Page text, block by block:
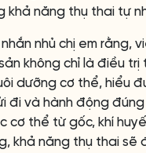
khả năng thụ thai tự
nhủ chị em rằng,
không chỉ là điều trị
dưỡng cơ thể, hiểu
đi và hành động đúng
cơ thể từ gốc, khí
khả năng thụ thai sẽ